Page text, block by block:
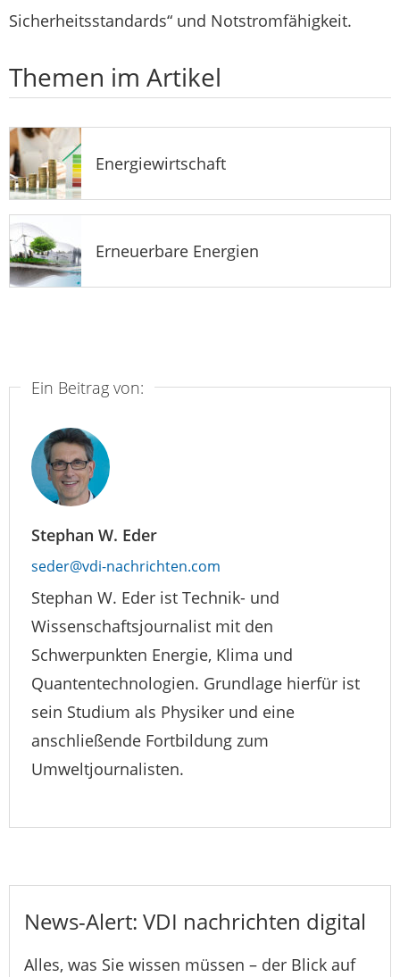
Sicherheitsstandards“ und Notstromfähigkeit.
Themen im Artikel
Energiewirtschaft
Erneuerbare Energien
Ein Beitrag von:
Stephan W. Eder
seder@vdi-nachrichten.com
Stephan W. Eder ist Technik- und
Wissenschaftsjournalist mit den
Schwerpunkten Energie, Klima und
Quantentechnologien. Grundlage hierfür ist
sein Studium als Physiker und eine
anschließende Fortbildung zum
Umweltjournalisten.
News-Alert: VDI nachrichten digital
Alles, was Sie wissen müssen – der Blick auf